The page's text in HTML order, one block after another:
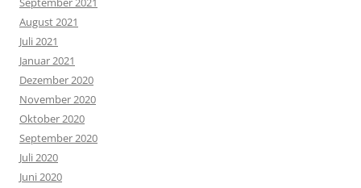
August 2021
Juli 2021
Januar 2021
Dezember 2020
November 2020
Oktober 2020
September 2020
Juli 2020
Juni 2020